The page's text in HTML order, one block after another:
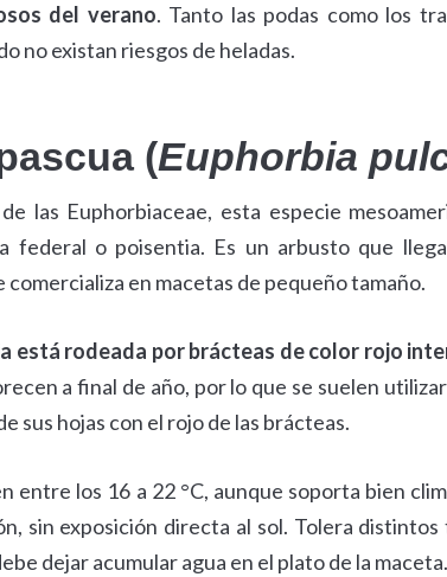
del verano. Tanto las podas como los
no existan riesgos de heladas.
(Euphorbia
las Euphorbiaceae, esta especie
federal o poisentia. Es un arbusto que
en macetas de pequeño tamaño.
está rodeada por brácteas de color rojo
a final de año, por lo que se suelen
sus hojas con el rojo de las brácteas.
entre los 16 a 22 °C, aunque soporta bien
sin exposición directa al sol. Tolera
dejar acumular agua en el plato de la maceta.